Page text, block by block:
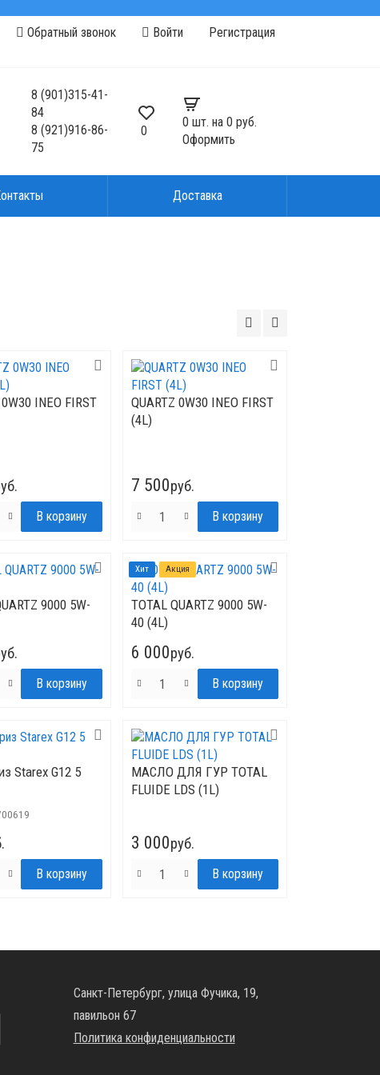
Обратный звонок Войти Регистрация
8(901)315-41-
84
8(921)916-86-
75
0
0 шт. на 0 руб.
Оформить
Доставка
INEO FIRST
QUARTZ 0W30 INEO FIRST
(4L)
7 500руб.
9000 5W-
Хит Акция
TOTAL QUARTZ 9000 5W-
40 (4L)
6 000руб.
Starex G12 5
МАСЛО ДЛЯ ГУР TOTAL
FLUIDE LDS (1L)
3 000руб.
Санкт-Петербург, улица Фучика, 19,
павильон 67
Политика конфиденциальности